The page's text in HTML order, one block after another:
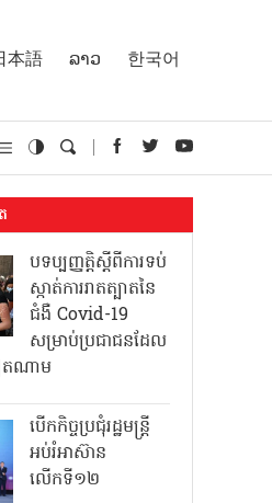
本語 ລາວ 한국어
បទប្បញ្ញត្តិស្តីពីការទប់
ស្កាត់ការរាតត្បាតនៃ
ជំងឺ Covid-19
សម្រាប់ប្រជាជនដែល
តណាម
បើកកិច្ចប្រជុំរដ្ឋមន្ត្រី
អប់រំអាស៊ាន
លើកទី១២